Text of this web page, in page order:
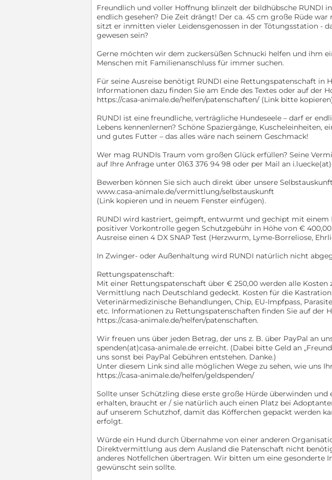
Freundlich und voller Hoffnung blinzelt der bildhübsche RUNDI
endlich gesehen? Die Zeit drängt! Der ca. 45 cm große Rüde
sitzt er inmitten vieler Leidensgenossen in der Tötungsstation -
gewesen sein?
Gerne möchten wir dem zuckersüßen Schnucki helfen und ihm
Menschen mit Familienanschluss für immer suchen.
Für seine Ausreise benötigt RUNDI eine Rettungspatenschaft in
Informationen dazu finden Sie am Ende des Textes oder auf der
https://casa-animale.de/helfen/patenschaften/ (Link bitte
RUNDI ist eine freundliche, verträgliche Hundeseele – darf er
Lebens kennenlernen? Schöne Spaziergänge, Kuscheleinheiten,
und gutes Futter – das alles wäre nach seinem Geschmack!
Wer mag RUNDIs Traum vom großen Glück erfüllen? Seine
auf Ihre Anfrage unter 0163 376 94 98 oder per Mail an
Bewerben können Sie sich auch direkt über unsere
www.casa-animale.de/vermittlung/selbstauskunft
(Link kopieren und in neuem Fenster einfügen).
RUNDI wird kastriert, geimpft, entwurmt und gechipt mit einem
positiver Vorkontrolle gegen Schutzgebühr in Höhe von €
Ausreise einen 4 DX SNAP Test (Herzwurm, Lyme-Borreliose,
In Zwinger- oder Außenhaltung wird RUNDI natürlich nicht
Rettungspatenschaft:
Mit einer Rettungspatenschaft über € 250,00 werden alle
Vermittlung nach Deutschland gedeckt. Kosten für die
Veterinärmedizinische Behandlungen, Chip, EU-Impfpass,
etc. Informationen zu Rettungspatenschaften finden Sie auf der
https://casa-animale.de/helfen/patenschaften.
Wir freuen uns über jeden Betrag, der uns z. B. über PayPal an
spenden(at)casa-animale.de erreicht. (Dabei bitte Geld an
uns sonst bei PayPal Gebühren entstehen. Danke.)
Unter diesem Link sind alle möglichen Wege zu sehen, wie uns
https://casa-animale.de/helfen/geldspenden/
Sollte unser Schützling diese erste große Hürde überwinden und
erhalten, braucht er / sie natürlich auch einen Platz bei
auf unserem Schutzhof, damit das Köfferchen gepackt werden
erfolgt.
Würde ein Hund durch Übernahme von einer anderen
Direktvermittlung aus dem Ausland die Patenschaft nicht
anderes Notfellchen übertragen. Wir bitten um eine gesonderte
gewünscht sein sollte.